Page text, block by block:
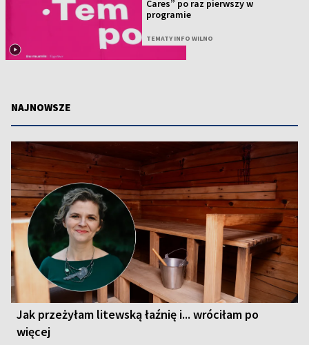
Cares” po raz pierwszy w
programie
TEMATY INFO WILNO
NAJNOWSZE
Jak przeżyłam litewską łaźnię i... wróciłam po
więcej